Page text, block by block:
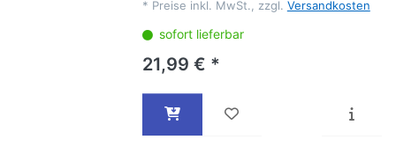
* Preise inkl. MwSt., zzgl. Versandkosten
sofort lieferbar
21,99 € *